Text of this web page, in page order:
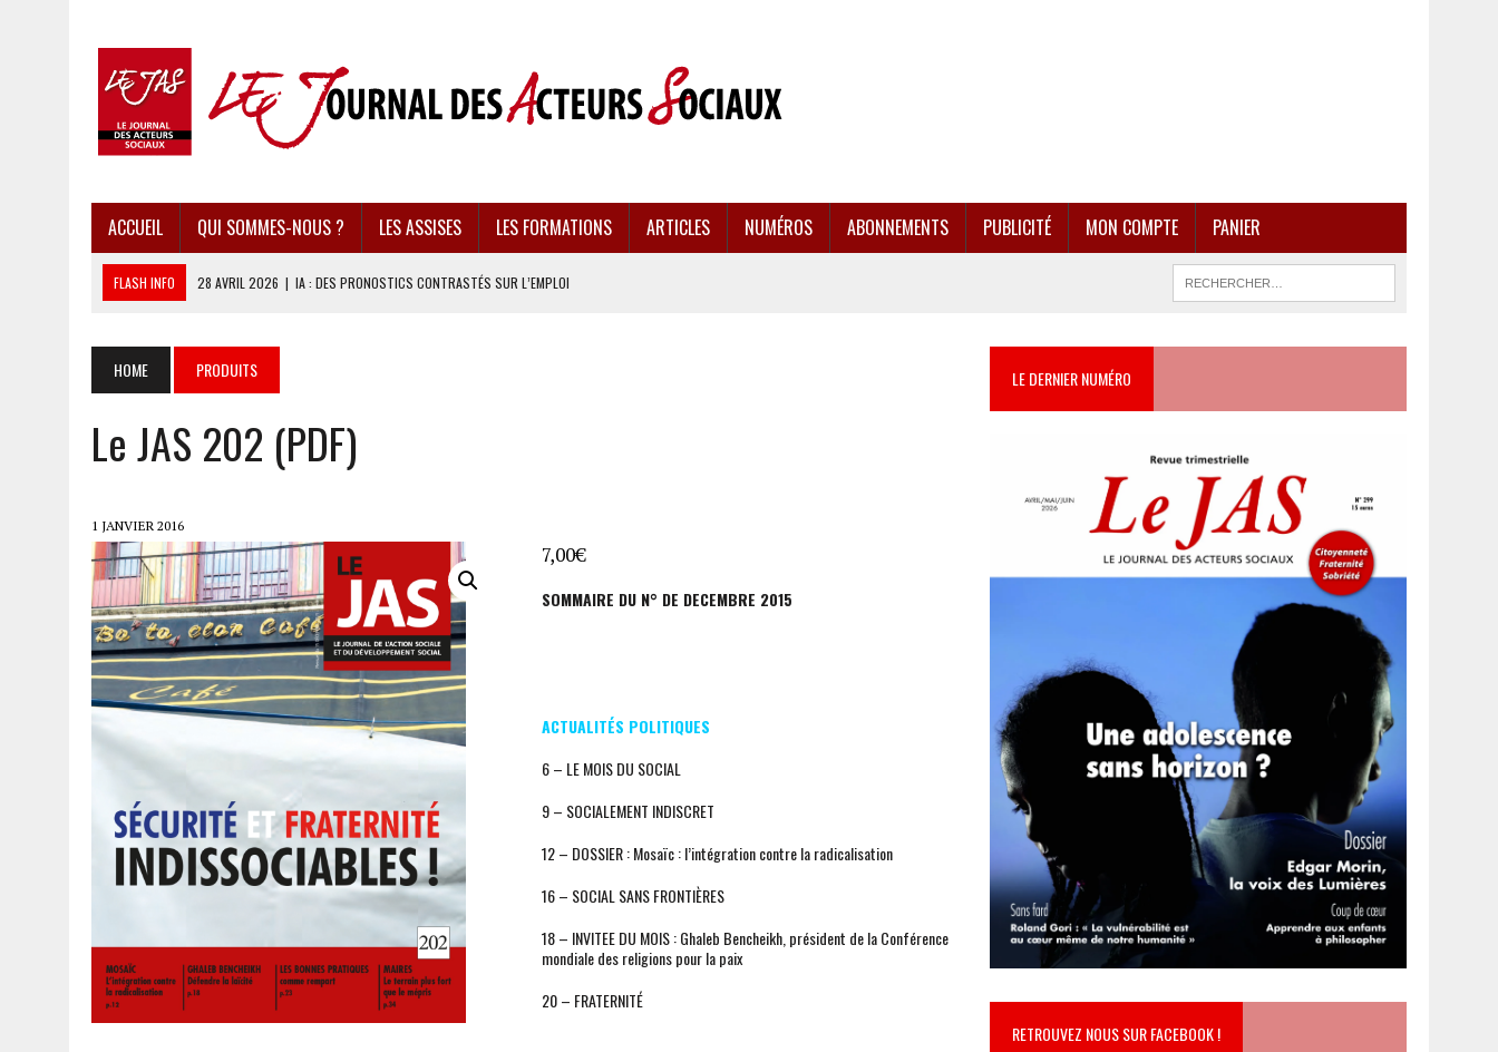
ACCUEIL QUI SOMMES-NOUS ? LES ASSISES LES FORMATIONS ARTICLES NUMÉROS ABONNEMENTS PUBLICITÉ MON COMPTE PANIER
FLASH INFO 28 AVRIL 2026 | IA : DES PRONOSTICS CONTRASTÉS SUR L’EMPLOI
28 AVRIL 2026 | PRESSE D’INFORMATION : UNE ÉCONOMIE DANGEREUSEMENT FRAGILISÉE
28 AVRIL 2026
| CARAÏBES : LES RÉCIFS CORALLIENS AU BORD DE L’EFFONDREMENT
HOME PRODUITS
Le JAS 202 (PDF)
1 JANVIER 2016
7,00€
SOMMAIRE DU N° DE DECEMBRE 2015
ACTUALITÉS POLITIQUES
6 – LE MOIS DU SOCIAL
9 – SOCIALEMENT INDISCRET
12 – DOSSIER : Mosaïc : l’intégration contre la radicalisation
16 – SOCIAL SANS FRONTIÈRES
18 – INVITEE DU MOIS : Ghaleb Bencheikh, président de la Conférence
mondiale des religions pour la paix
20 – FRATERNITÉ
LE DERNIER NUMÉRO
RETROUVEZ NOUS SUR FACEBOOK !